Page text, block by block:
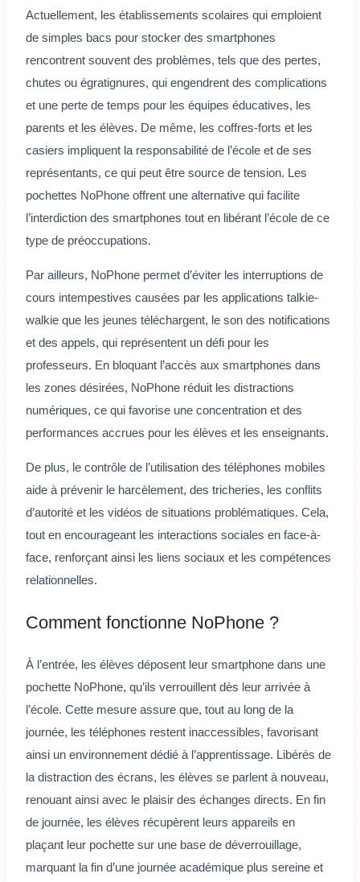
Actuellement, les établissements scolaires qui emploient
de simples bacs pour stocker des smartphones
rencontrent souvent des problèmes, tels que des pertes,
chutes ou égratignures, qui engendrent des complications
et une perte de temps pour les équipes éducatives, les
parents et les élèves. De même, les coffres-forts et les
casiers impliquent la responsabilité de l’école et de ses
représentants, ce qui peut être source de tension. Les
pochettes NoPhone offrent une alternative qui facilite
l’interdiction des smartphones tout en libérant l’école de ce
type de préoccupations.
Par ailleurs, NoPhone permet d’éviter les interruptions de
cours intempestives causées par les applications talkie-
walkie que les jeunes téléchargent, le son des notifications
et des appels, qui représentent un défi pour les
professeurs. En bloquant l’accès aux smartphones dans
les zones désirées, NoPhone réduit les distractions
numériques, ce qui favorise une concentration et des
performances accrues pour les élèves et les enseignants.
De plus, le contrôle de l’utilisation des téléphones mobiles
aide à prévenir le harcèlement, des tricheries, les conflits
d’autorité et les vidéos de situations problématiques. Cela,
tout en encourageant les interactions sociales en face-à-
face, renforçant ainsi les liens sociaux et les compétences
relationnelles.
Comment fonctionne NoPhone ?
À l’entrée, les élèves déposent leur smartphone dans une
pochette NoPhone, qu’ils verrouillent dès leur arrivée à
l’école. Cette mesure assure que, tout au long de la
journée, les téléphones restent inaccessibles, favorisant
ainsi un environnement dédié à l’apprentissage. Libérés de
la distraction des écrans, les élèves se parlent à nouveau,
renouant ainsi avec le plaisir des échanges directs. En fin
de journée, les élèves récupèrent leurs appareils en
plaçant leur pochette sur une base de déverrouillage,
marquant la fin d’une journée académique plus sereine et